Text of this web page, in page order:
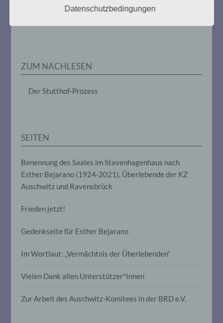
Weitere Informationen:gedenken-eimsbuettel.de
ZUM NACHLESEN
Der Stutthof-Prozess
SEITEN
Benennung des Saales im Stavenhagenhaus nach
Esther Bejarano (1924-2021), Überlebende der KZ
Auschwitz und Ravensbrück
Frieden jetzt!
Gedenkseite für Esther Bejarano
Im Wortlaut: „Vermächtnis der Überlebenden“
Vielen Dank allen Unterstützer*Innen
Zur Arbeit des Auschwitz-Komitees in der BRD e.V.
personenbezogenen Daten wie das
Verbreitung oder eine andere Form der
Bereitstellung, den Abgleich oder die
Löschen oder die Vernichtung.
Einschränkung der Verarbeitung ist die
personenbezogener Daten mit dem Ziel,
ihre künftige Verarbeitung einzuschränken.
e) Profiling
Profiling ist jede Art der automatisierten
die darin besteht, dass diese
personenbezogenen Daten verwendet
Aspekte, die sich auf eine natürliche
Arbeitsleistung, wirtschaftlicher Lage,
Datenschutzbedingungen